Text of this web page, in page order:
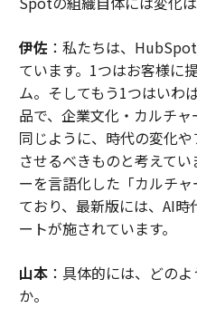
伊佐：私たちは、
ています。1つはお客様に
ム。そしてもう1つはいわ
品で、企業文化・カルチ
同じように、時代の変化
させるべきものと考えて
ーを言語化した「カルチ
ており、最新版には、AI
ートが施されています。
山本：具体的には、どの
か。